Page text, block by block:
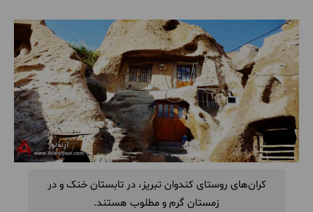
کران‌های روستای کندوان تبریز، در تابستان خنک و در
زمستان گرم و مطلوب هستند.